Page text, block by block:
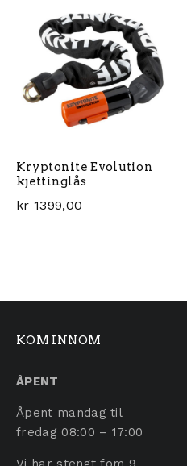
Kryptonite Evolution
kjettinglås
kr 1399,00
KOM INNOM
ÅPENT
Åpent mandag til
fredag 08:00 – 17:00